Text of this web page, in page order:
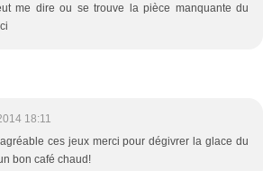
me dire ou se trouve la pièce manquante du
18:11
ces jeux merci pour dégivrer la glace du
bon café chaud!